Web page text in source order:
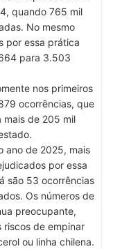
quando 765 mil
No mesmo
por essa prática
para 3.503
nos primeiros
ocorrências, que
mais de 205 mil
ano de 2025, mais
por essa
são 53 ocorrências
Os números de
preocupante,
riscos de empinar
ou linha chilena.